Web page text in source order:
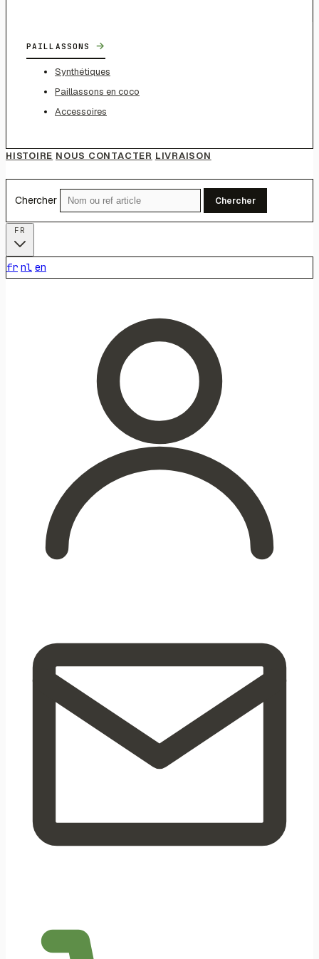
PAILLASSONS →
Synthétiques
Paillassons en coco
Accessoires
HISTOIRE NOUS CONTACTER LIVRAISON
Chercher Chercher
fr nl en